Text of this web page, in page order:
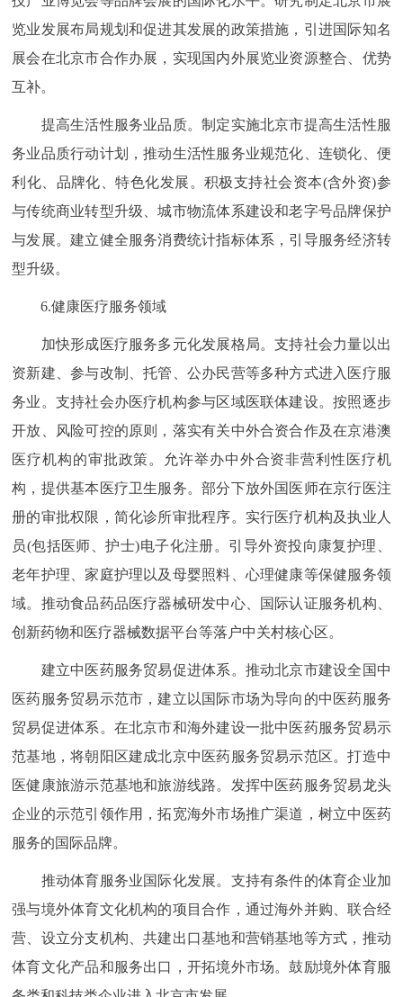
览业发展布局规划和促进其发展的政策措施，引进国际知名
展会在北京市合作办展，实现国内外展览业资源整合、优势
互补。
提高生活性服务业品质。制定实施北京市提高生活性服
务业品质行动计划，推动生活性服务业规范化、连锁化、便
利化、品牌化、特色化发展。积极支持社会资本(含外资)参
与传统商业转型升级、城市物流体系建设和老字号品牌保护
与发展。建立健全服务消费统计指标体系，引导服务经济转
型升级。
6.健康医疗服务领域
加快形成医疗服务多元化发展格局。支持社会力量以出
资新建、参与改制、托管、公办民营等多种方式进入医疗服
务业。支持社会办医疗机构参与区域医联体建设。按照逐步
开放、风险可控的原则，落实有关中外合资合作及在京港澳
医疗机构的审批政策。允许举办中外合资非营利性医疗机
构，提供基本医疗卫生服务。部分下放外国医师在京行医注
册的审批权限，简化诊所审批程序。实行医疗机构及执业人
员(包括医师、护士)电子化注册。引导外资投向康复护理、
老年护理、家庭护理以及母婴照料、心理健康等保健服务领
域。推动食品药品医疗器械研发中心、国际认证服务机构、
创新药物和医疗器械数据平台等落户中关村核心区。
建立中医药服务贸易促进体系。推动北京市建设全国中
医药服务贸易示范市，建立以国际市场为导向的中医药服务
贸易促进体系。在北京市和海外建设一批中医药服务贸易示
范基地，将朝阳区建成北京中医药服务贸易示范区。打造中
医健康旅游示范基地和旅游线路。发挥中医药服务贸易龙头
企业的示范引领作用，拓宽海外市场推广渠道，树立中医药
服务的国际品牌。
推动体育服务业国际化发展。支持有条件的体育企业加
强与境外体育文化机构的项目合作，通过海外并购、联合经
营、设立分支机构、共建出口基地和营销基地等方式，推动
体育文化产品和服务出口，开拓境外市场。鼓励境外体育服